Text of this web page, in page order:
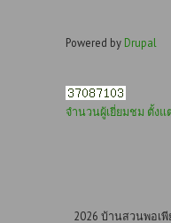
Powered by Drupal
จำนวนผู้เยี่ยมชม ตั้งแ
2026 บ้านสวนพอเพี